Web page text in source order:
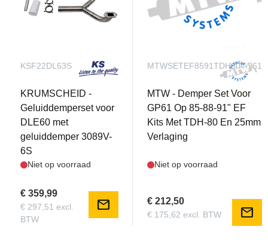
KSF22DL63S
KRUMSCHEID -
Geluiddemperset voor
DLE60 met
geluiddemper 3089V-
6S
Niet op voorraad
€ 359,99
€ 297,51 excl.
BTW
mail
MTWSETEF8591TDH80GP61
MTW - Demper Set Voor
GP61 Op 85-88-91" EF
Kits Met TDH-80 En 25mm
Verlaging
Niet op voorraad
€ 212,50
€ 175,62 excl. BTW mail